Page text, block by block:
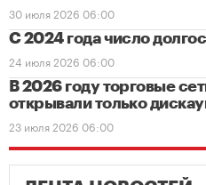
30 июля 2026 06:00
С 2024 года число
24 июля 2026 06:00
В 2026 году торговые
открывали только
23 июля 2026 06:00